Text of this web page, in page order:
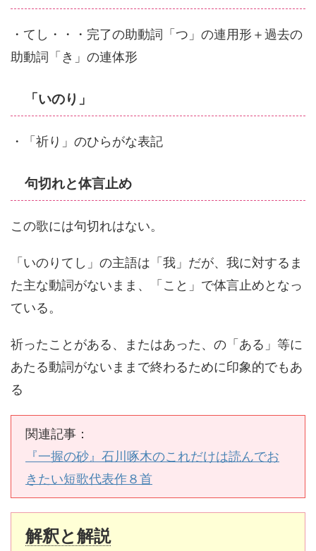
・てし・・・完了の助動詞「つ」の連用形＋過去の
助動詞「き」の連体形
「いのり」
・「祈り」のひらがな表記
句切れと体言止め
この歌には句切れはない。
「いのりてし」の主語は「我」だが、我に対するま
た主な動詞がないまま、「こと」で体言止めとなっ
ている。
祈ったことがある、またはあった、の「ある」等に
あたる動詞がないままで終わるために印象的でもあ
る
関連記事：
『一握の砂』石川啄木のこれだけは読んでお
きたい短歌代表作８首
解釈と解説